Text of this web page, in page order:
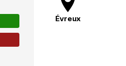
Évreux